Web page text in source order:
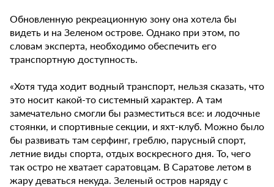
Обновленную рекреационную зону она хотела бы
видеть и на Зеленом острове. Однако при этом, по
словам эксперта, необходимо обеспечить его
транспортную доступность.
«Хотя туда ходит водный транспорт, нельзя сказать, что
это носит какой-то системный характер. А там
замечательно смогли бы разместиться все: и лодочные
стоянки, и спортивные секции, и яхт-клуб. Можно было
бы развивать там серфинг, греблю, парусный спорт,
летние виды спорта, отдых воскресного дня. То, чего
так остро не хватает саратовцам. В Саратове летом в
жару деваться некуда. Зеленый остров наряду с